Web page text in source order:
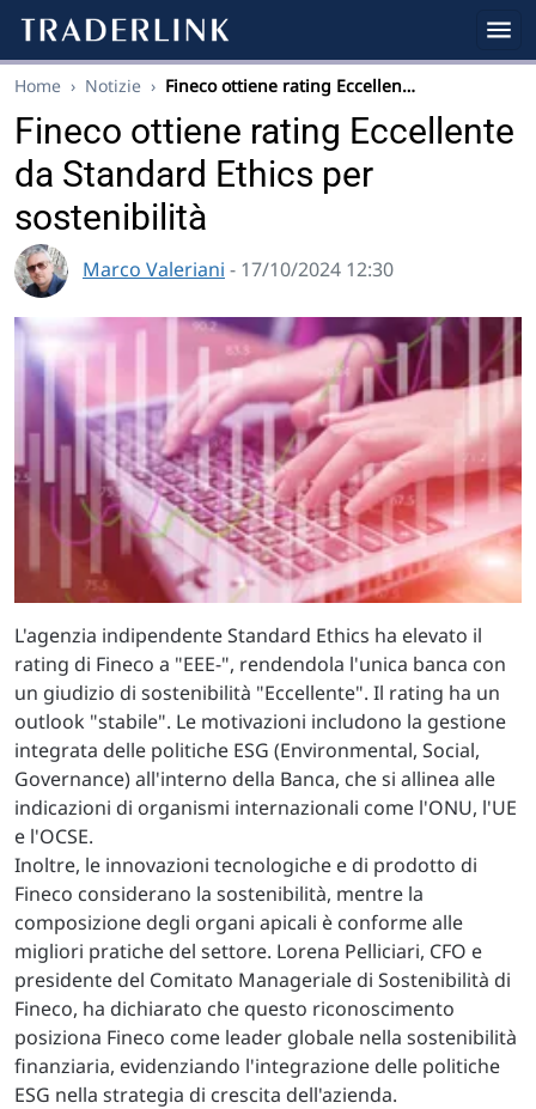
Home › Notizie › Fineco ottiene rating Eccellen…
Fineco ottiene rating Eccellente
da Standard Ethics per
sostenibilità
Marco Valeriani - 17/10/2024 12:30
L'agenzia indipendente Standard Ethics ha elevato il
rating di Fineco a "EEE-", rendendola l'unica banca con
un giudizio di sostenibilità "Eccellente". Il rating ha un
outlook "stabile". Le motivazioni includono la gestione
integrata delle politiche ESG (Environmental, Social,
Governance) all'interno della Banca, che si allinea alle
indicazioni di organismi internazionali come l'ONU, l'UE
e l'OCSE.
Inoltre, le innovazioni tecnologiche e di prodotto di
Fineco considerano la sostenibilità, mentre la
composizione degli organi apicali è conforme alle
migliori pratiche del settore. Lorena Pelliciari, CFO e
presidente del Comitato Manageriale di Sostenibilità di
Fineco, ha dichiarato che questo riconoscimento
posiziona Fineco come leader globale nella sostenibilità
finanziaria, evidenziando l'integrazione delle politiche
ESG nella strategia di crescita dell'azienda.